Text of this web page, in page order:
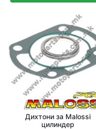
Дихтони за Malossi
цилиндер